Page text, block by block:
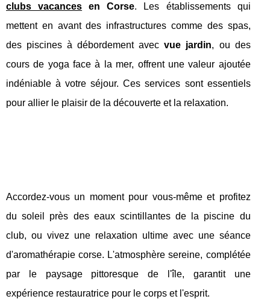
clubs vacances en Corse. Les établissements qui
mettent en avant des infrastructures comme des spas,
des piscines à débordement avecvue jardin, ou des
cours de yoga face à la mer, offrent une valeur ajoutée
indéniable à votre séjour. Ces services sont essentiels
pour allier le plaisir de la découverte et la relaxation.
Accordez-vous un moment pour vous-même et profitez
du soleil près des eaux scintillantes de la piscine du
club, ou vivez une relaxation ultime avec une séance
d'aromathérapie corse. L'atmosphère sereine, complétée
par le paysage pittoresque de l'île, garantit une
expérience restauratrice pour le corps et l'esprit.